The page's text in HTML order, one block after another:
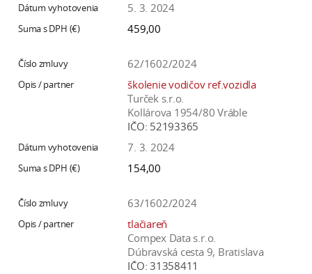
5. 3. 2024
459,00
62/1602/2024
školenie vodičov ref.vozidla
Turček s.r.o.
Kollárova 1954/80 Vráble
IČO: 52193365
7. 3. 2024
154,00
63/1602/2024
tlačiareň
Compex Data s.r.o.
Dúbravská cesta 9, Bratislava
IČO: 31358411